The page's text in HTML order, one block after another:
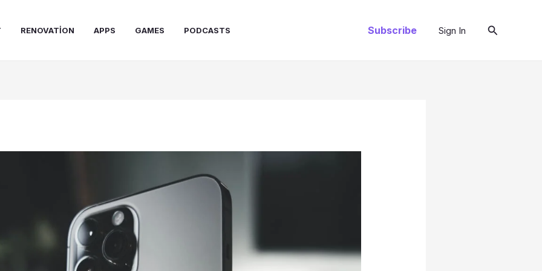
RENOVATION APPS GAMES PODCASTS Subscribe Sign In Arama